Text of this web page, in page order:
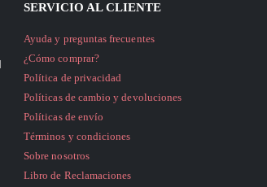
SERVICIO AL CLIENTE
Ayuda y preguntas frecuentes
¿Cómo comprar?
Política de privacidad
Políticas de cambio y devoluciones
Políticas de envío
Términos y condiciones
Sobre nosotros
Libro de Reclamaciones